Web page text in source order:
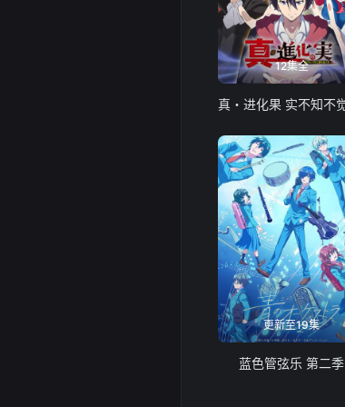
12集全
更新至19集
蓝色管弦乐 第二季